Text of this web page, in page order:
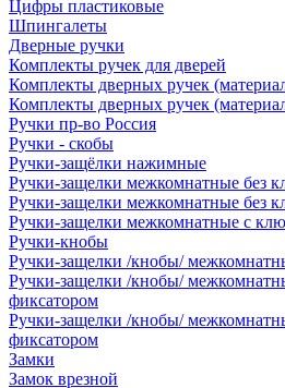
Цифры пластиковые
Шпингалеты
Дверные ручки
Комплекты ручек для дверей
Комплекты дверных ручек
Комплекты дверных ручек
Ручки пр-во Россия
Ручки - скобы
Ручки-защёлки нажимные
Ручки-защелки межкомнатные без
Ручки-защелки межкомнатные без
Ручки-защелки межкомнатные с
Ручки-кнобы
Ручки-защелки /кнобы/
Ручки-защелки /кнобы/
фиксатором
Ручки-защелки /кнобы/
фиксатором
Замки
Замок врезной